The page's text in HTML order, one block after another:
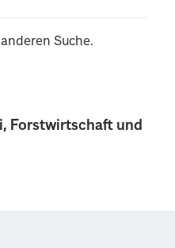
Forstwirtschaft und
Suche.